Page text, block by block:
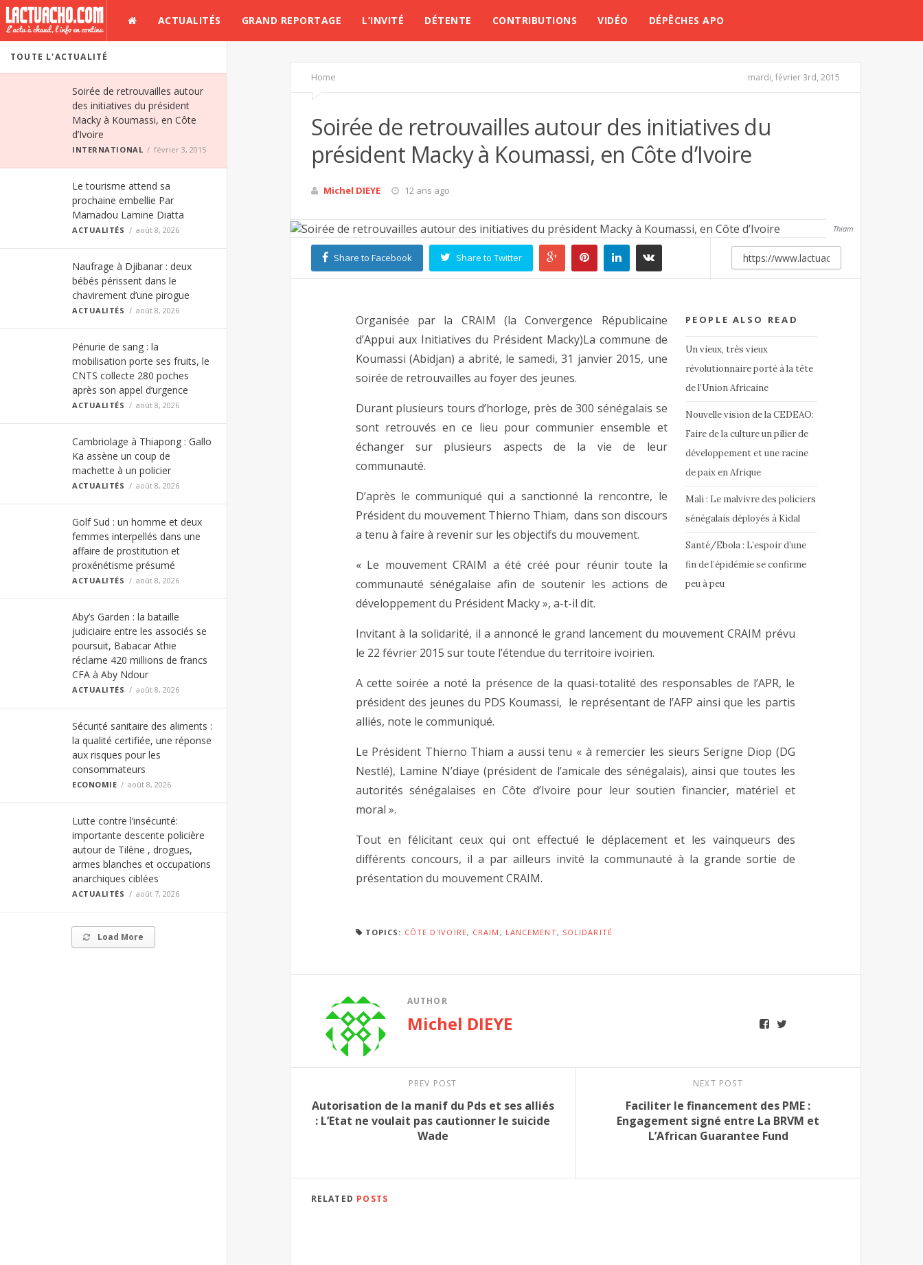
ACTUALITÉS GRAND REPORTAGE L’INVITÉ DÉTENTE CONTRIBUTIONS VIDÉO DÉPÊCHES APO
TOUTE L'ACTUALITÉ
Soirée de retrouvailles autour
des initiatives du président
Macky à Koumassi, en Côte
d’Ivoire
INTERNATIONAL février 3, 2015
Le tourisme attend sa
prochaine embellie Par
Mamadou Lamine Diatta
ACTUALITÉS août 8, 2026
Naufrage à Djibanar : deux
bébés périssent dans le
chavirement d’une pirogue
ACTUALITÉS août 8, 2026
Pénurie de sang : la
mobilisation porte ses fruits, le
CNTS collecte 280 poches
après son appel d’urgence
ACTUALITÉS août 8, 2026
Cambriolage à Thiapong : Gallo
Ka assène un coup de
machette à un policier
ACTUALITÉS août 8, 2026
Golf Sud : un homme et deux
femmes interpellés dans une
affaire de prostitution et
proxénétisme présumé
ACTUALITÉS août 8, 2026
Aby’s Garden : la bataille
judiciaire entre les associés se
poursuit, Babacar Athie
réclame 420 millions de francs
CFA à Aby Ndour
ACTUALITÉS août 8, 2026
Sécurité sanitaire des aliments :
la qualité certifiée, une réponse
aux risques pour les
consommateurs
ECONOMIE août 8, 2026
Lutte contre l’insécurité:
importante descente policière
autour de Tilène , drogues,
armes blanches et occupations
anarchiques ciblées
ACTUALITÉS août 7, 2026
Load More
Home mardi, février 3rd, 2015
Soirée de retrouvailles autour des initiatives du
président Macky à Koumassi, en Côte d’Ivoire
Michel DIEYE 12 ans ago
Thiam
Share to Facebook Share to Twitter
PEOPLE ALSO READ
Un vieux, très vieux
révolutionnaire porté à la tête
de l’Union Africaine
Nouvelle vision de la CEDEAO:
Faire de la culture un pilier de
développement et une racine
de paix en Afrique
Mali : Le malvivre des policiers
sénégalais déployés à Kidal
Santé/Ebola : L’espoir d’une
fin de l’épidémie se confirme
peu à peu
Organisée par la CRAIM (la Convergence Républicaine
d’Appui aux Initiatives du Président Macky)La commune de
Koumassi (Abidjan) a abrité, le samedi, 31 janvier 2015, une
soirée de retrouvailles au foyer des jeunes.
Durant plusieurs tours d’horloge, près de 300 sénégalais se
sont retrouvés en ce lieu pour communier ensemble et
échanger sur plusieurs aspects de la vie de leur
communauté.
D’après le communiqué qui a sanctionné la rencontre, le
Président du mouvement Thierno Thiam, dans son discours
a tenu à faire à revenir sur les objectifs du mouvement.
« Le mouvement CRAIM a été créé pour réunir toute la
communauté sénégalaise afin de soutenir les actions de
développement du Président Macky », a-t-il dit.
Invitant à la solidarité, il a annoncé le grand lancement du mouvement CRAIM prévu
le 22 février 2015 sur toute l’étendue du territoire ivoirien.
A cette soirée a noté la présence de la quasi-totalité des responsables de l’APR, le
président des jeunes du PDS Koumassi, le représentant de l’AFP ainsi que les partis
alliés, note le communiqué.
Le Président Thierno Thiam a aussi tenu « à remercier les sieurs Serigne Diop (DG
Nestlé), Lamine N’diaye (président de l’amicale des sénégalais), ainsi que toutes les
autorités sénégalaises en Côte d’Ivoire pour leur soutien financier, matériel et
moral ».
Tout en félicitant ceux qui ont effectué le déplacement et les vainqueurs des
différents concours, il a par ailleurs invité la communauté à la grande sortie de
présentation du mouvement CRAIM.
TOPICS: CÔTE D'IVOIRE, CRAIM , LANCEMENT, SOLIDARITÉ
AUTHOR
Michel DIEYE
PREV POST
Autorisation de la manif du Pds et ses alliés
: L’Etat ne voulait pas cautionner le suicide
Wade
NEXT POST
Faciliter le financement des PME :
Engagement signé entre La BRVM et
L’African Guarantee Fund
RELATED POSTS